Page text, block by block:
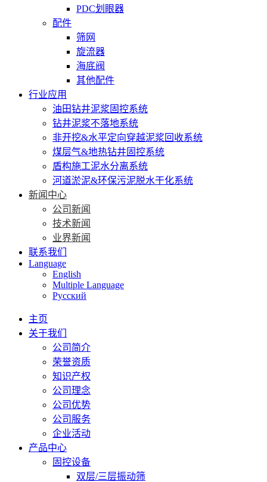
PDC划眼器
配件
筛网
旋流器
海底阀
其他配件
行业应用
油田钻井泥浆固控系统
钻井泥浆不落地系统
非开挖&水平定向穿越泥浆回收系统
煤层气&地热钻井固控系统
盾构施工泥水分离系统
河道淤泥&环保污泥脱水干化系统
新闻中心
公司新闻
技术新闻
业界新闻
联系我们
Language
English
Multiple Language
Русский
主页
关于我们
公司简介
荣誉资质
知识产权
公司理念
公司优势
公司服务
企业活动
产品中心
固控设备
双层/三层振动筛